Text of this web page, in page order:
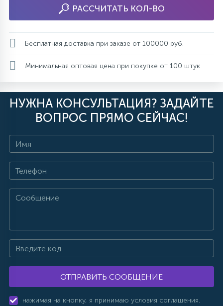
РАССЧИТАТЬ КОЛ-ВО
Бесплатная доставка при заказе от 100000 руб.
Минимальная оптовая цена при покупке от 100 штук
НУЖНА КОНСУЛЬТАЦИЯ? ЗАДАЙТЕ
ВОПРОС ПРЯМО СЕЙЧАС!
ОТПРАВИТЬ СООБЩЕНИЕ
нажимая на кнопку, я принимаю условия соглашения.